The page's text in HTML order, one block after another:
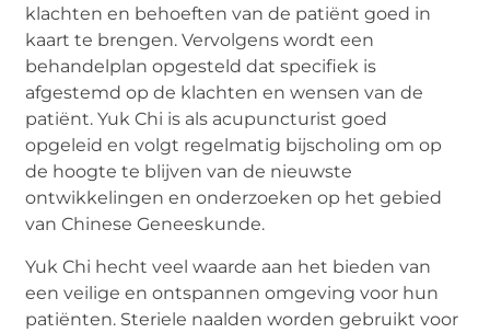
klachten en behoeften van de patiënt goed in
kaart te brengen. Vervolgens wordt een
behandelplan opgesteld dat specifiek is
afgestemd op de klachten en wensen van de
patiënt. Yuk Chi is als acupuncturist goed
opgeleid en volgt regelmatig bijscholing om op
de hoogte te blijven van de nieuwste
ontwikkelingen en onderzoeken op het gebied
van Chinese Geneeskunde.
Yuk Chi hecht veel waarde aan het bieden van
een veilige en ontspannen omgeving voor hun
patiënten. Steriele naalden worden gebruikt voor